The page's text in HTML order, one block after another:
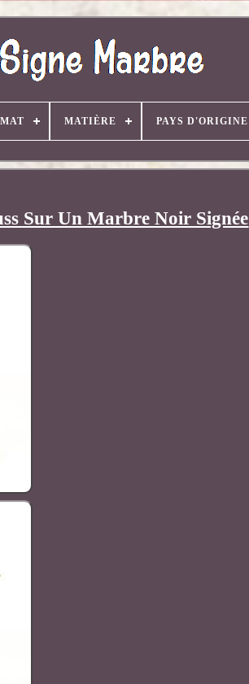
MATIÈRE PAYS D'ORIGINE
Sur Un Marbre Noir Signée